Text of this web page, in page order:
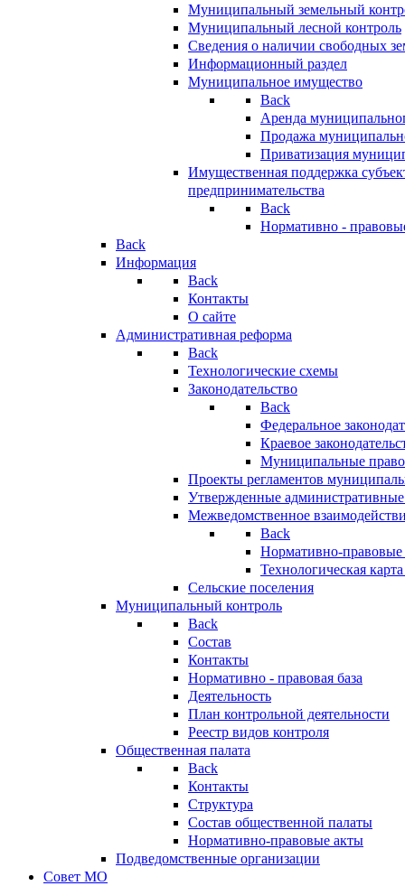
Муниципальный земельный
Муниципальный лесной контроль
Сведения о наличии свободных
Информационный раздел
Муниципальное имущество
Back
Аренда
Продажа
Приватизация
Имущественная поддержка
предпринимательства
Back
Нормативно -
Back
Информация
Back
Контакты
О сайте
Административная реформа
Back
Технологические схемы
Законодательство
Back
Федеральное
Краевое
Муниципальные
Проекты регламентов
Утвержденные
Межведомственное
Back
Нормативно-правовые
Технологическая
Сельские поселения
Муниципальный контроль
Back
Состав
Контакты
Нормативно - правовая база
Деятельность
План контрольной деятельности
Реестр видов контроля
Общественная палата
Back
Контакты
Структура
Состав общественной палаты
Нормативно-правовые акты
Подведомственные организации
Совет МО